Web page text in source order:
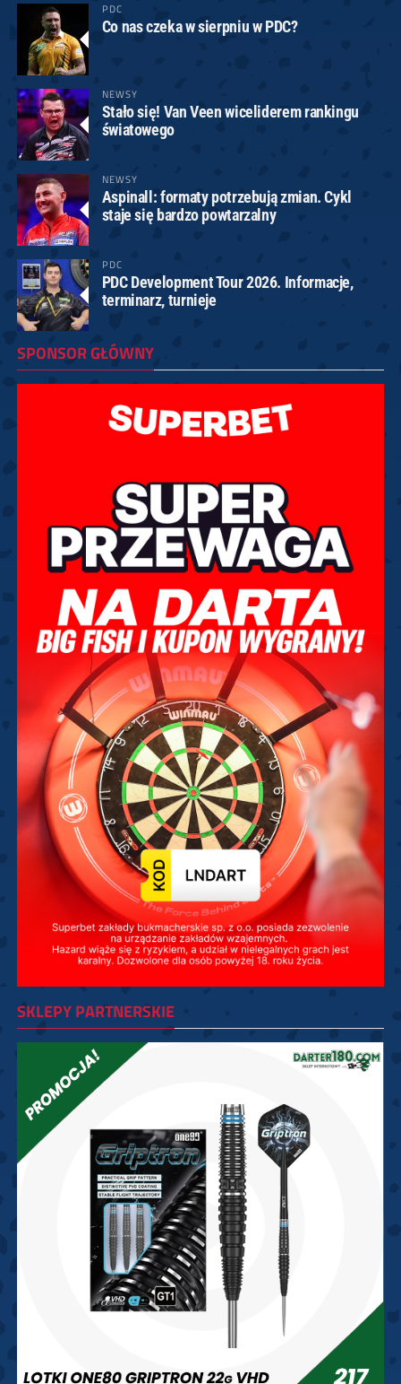
PDC
Co nas czeka w sierpniu w PDC?
NEWSY
Stało się! Van Veen wiceliderem rankingu
światowego
NEWSY
Aspinall: formaty potrzebują zmian. Cykl
staje się bardzo powtarzalny
PDC
PDC Development Tour 2026. Informacje,
terminarz, turnieje
SPONSOR GŁÓWNY
SKLEPY PARTNERSKIE